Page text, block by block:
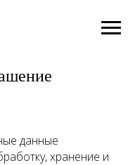
данные
хранение и